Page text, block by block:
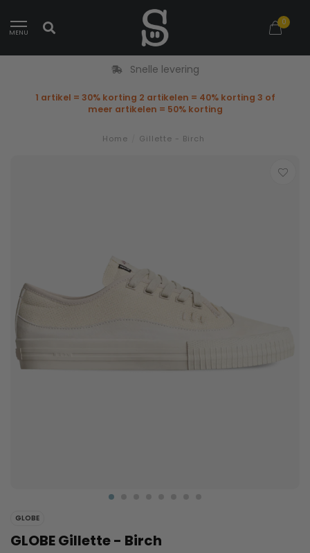
MENU
0
Snelle levering
1 artikel = 30% korting 2 artikelen = 40% korting 3 of
meer artikelen = 50% korting
Home Gillette - Birch
GLOBE
GLOBE Gillette - Birch